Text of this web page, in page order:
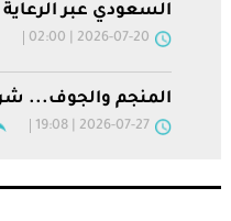
السعودي عبر
2026-07-20 | 02:00
المنجم والجوف...
2026-07-27 | 19:08